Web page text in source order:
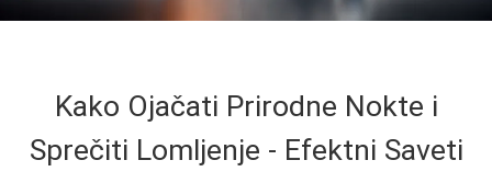
Kako Ojačati Prirodne Nokte i
Sprečiti Lomljenje - Efektni Saveti